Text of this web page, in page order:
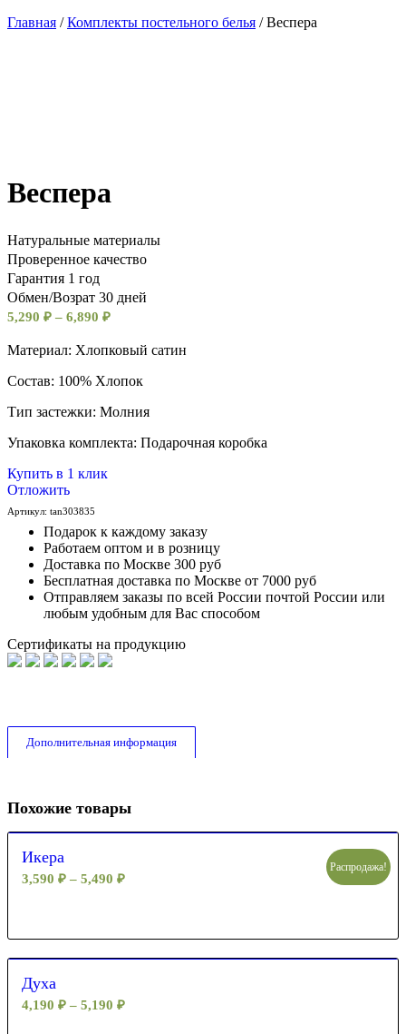
Главная /Комплекты постельного белья / Веспера
Веспера
Натуральные материалы
Проверенное качество
Гарантия 1 год
Обмен/Возрат 30 дней
5,290 ₽ – 6,890 ₽
Материал: Хлопковый сатин
Состав: 100% Хлопок
Тип застежки: Молния
Упаковка комплекта: Подарочная коробка
Купить в 1 клик
Отложить
Артикул: tan303835
Подарок к каждому заказу
Работаем оптом и в розницу
Доставка по Москве 300 руб
Бесплатная доставка по Москве от 7000 руб
Отправляем заказы по всей России почтой России или
любым удобным для Вас способом
Сертификаты на продукцию
Дополнительная информация
Похожие товары
Икера
3,590 ₽ – 5,490 ₽
Распродажа!
Духа
4,190 ₽ – 5,190 ₽